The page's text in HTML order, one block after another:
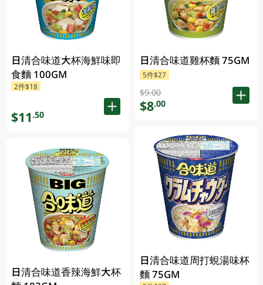
日清合味道大杯海鮮味即
食麵 100GM
2件$18
$11.50
日清合味道香辣海鮮大杯
日清合味道雞杯麵 75GM
5件$27
$9.00
$8.00
日清合味道周打蜆湯味杯
麵 75GM